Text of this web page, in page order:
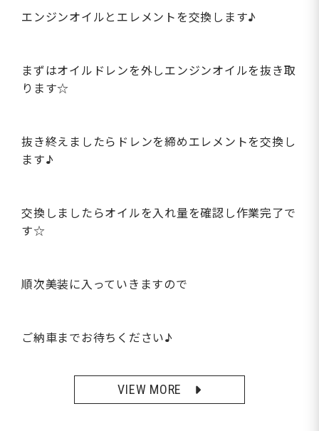
エンジンオイルとエレメントを交換します♪
まずはオイルドレンを外しエンジンオイルを抜き取
ります☆
抜き終えましたらドレンを締めエレメントを交換し
ます♪
交換しましたらオイルを入れ量を確認し作業完了で
す☆
順次美装に入っていきますので
ご納車までお待ちください♪
VIEW MORE